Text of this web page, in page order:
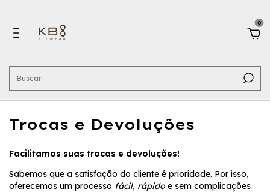
0
Trocas e Devoluções
Facilitamos suas trocas e devoluções!
Sabemos que a satisfação do cliente é prioridade. Por isso,
oferecemos um processo fácil, rápido e sem complicações